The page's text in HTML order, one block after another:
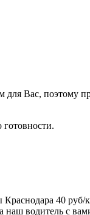
Вас, поэтому
Краснодара 40 руб/
наш водитель с